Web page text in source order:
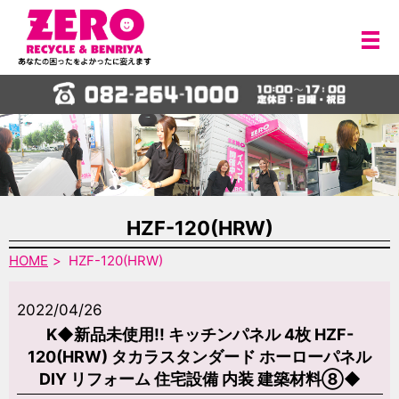
メ
HZF-120(HRW)
HOME HZF-120(HRW)
2022/04/26
K◆新品未使用!! キッチンパネル 4枚 HZF-
120(HRW) タカラスタンダード ホーローパネル
DIY リフォーム 住宅設備 内装 建築材料⑧◆